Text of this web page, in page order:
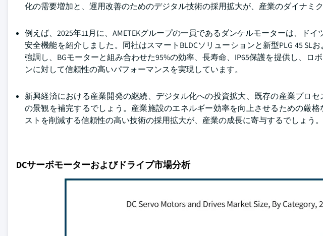
化の需要増加と、運用改善のためのデジタル技術の採用拡大が、産業のダイナミ
例えば、2025年11月に、AMETEKグループの一員であるダンケルモーターは、ド
安全機能を紹介しました。同社はスマートBLDCソリューションと新型PLG 45 SL
強調し、BGモーターと組み合わせた95%の効率、長寿命、IP65保護を提供し、ロ
ンに対して信頼性の高いパフォーマンスを実現しています。
新興経済における産業開発の継続、デジタル化への投資拡大、既存の産業プロ
の景観を補完するでしょう。産業施設のエネルギー効率を向上させるための厳
ストを削減する信頼性の高い技術の採用拡大が、産業の成長に寄与するでしょう。
DCサーボモーターおよびドライブ市場分析